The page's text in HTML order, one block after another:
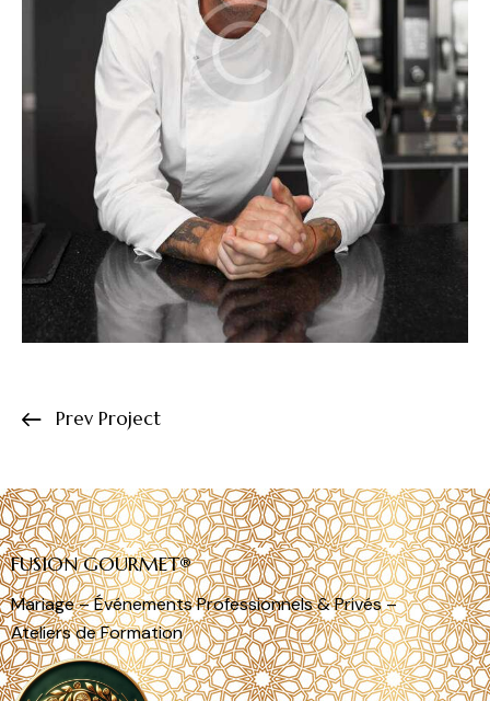
Prev Project
FUSION GOURMET®
Mariage – Événements Professionnels & Privés –
Ateliers de Formation